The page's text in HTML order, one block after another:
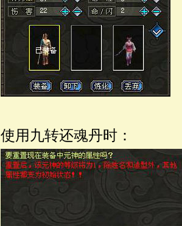
使用九转还魂丹时：